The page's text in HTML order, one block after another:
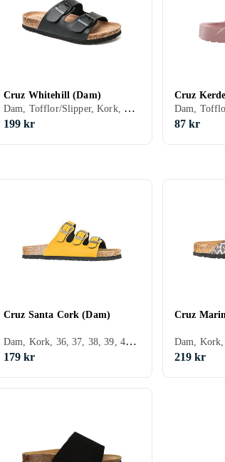
Cruz Whitehill (Dam)
Dam, Tofflor/Slipper, Kork, 36, 37, 38, 39, 40, 41, 42, 43, 45, 46, 33, 35, 34
199 kr
Cruz
87 kr
Cruz Santa Cork (Dam)
Dam, Kork, 36, 37, 38, 39, 40, 41, 42
179 kr
Cruz
219 kr